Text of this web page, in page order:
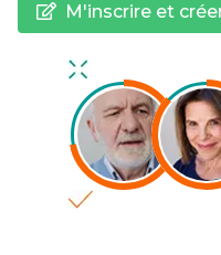
M'inscrire et